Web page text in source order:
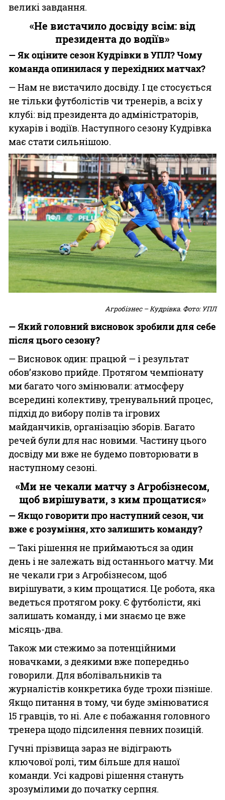
великі завдання.
«Не вистачило досвіду всім: від
президента до водіїв»
— Як оціните сезон Кудрівки в УПЛ? Чому
команда опинилася у перехідних матчах?
— Нам не вистачило досвіду. І це стосується
не тільки футболістів чи тренерів, а всіх у
клубі: від президента до адміністраторів,
кухарів і водіїв. Наступного сезону Кудрівка
має стати сильнішою.
Агробізнес – Кудрівка. Фото: УПЛ
— Який головний висновок зробили для себе
після цього сезону?
— Висновок один: працюй — і результат
обов’язково прийде. Протягом чемпіонату
ми багато чого змінювали: атмосферу
всередині колективу, тренувальний процес,
підхід до вибору полів та ігрових
майданчиків, організацію зборів. Багато
речей були для нас новими. Частину цього
досвіду ми вже не будемо повторювати в
наступному сезоні.
«Ми не чекали матчу з Агробізнесом,
щоб вирішувати, з ким прощатися»
— Якщо говорити про наступний сезон, чи
вже є розуміння, хто залишить команду?
— Такі рішення не приймаються за один
день і не залежать від останнього матчу. Ми
не чекали гри з Агробізнесом, щоб
вирішувати, з ким прощатися. Це робота, яка
ведеться протягом року. Є футболісти, які
залишать команду, і ми знаємо це вже
місяць-два.
Також ми стежимо за потенційними
новачками, з деякими вже попередньо
говорили. Для вболівальників та
журналістів конкретика буде трохи пізніше.
Якщо питання в тому, чи буде змінюватися
15 гравців, то ні. Але є побажання головного
тренера щодо підсилення певних позицій.
Гучні прізвища зараз не відіграють
ключової ролі, тим більше для нашої
команди. Усі кадрові рішення стануть
зрозумілими до початку серпня.